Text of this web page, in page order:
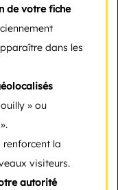
de votre fiche
dans les
» ou
renforcent la
visiteurs.
autorité